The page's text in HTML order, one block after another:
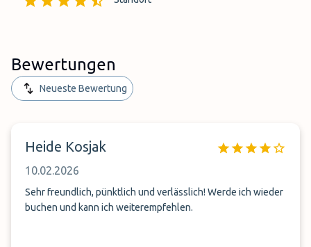
Bewertungen
Neueste Bewertung
Heide Kosjak
10.02.2026
Sehr freundlich, pünktlich und verlässlich! Werde ich wieder
buchen und kann ich weiterempfehlen.